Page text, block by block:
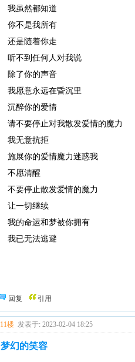
我虽然都知道
你不是我所有
还是随着你走
听不到任何人对我说
除了你的声音
我愿意永远在昏沉里
沉醉你的爱情
请不要停止对我散发爱情的魔力
我无意抗拒
施展你的爱情魔力迷惑我
不愿清醒
不要停止散发爱情的魔力
让一切继续
我的命运和梦被你拥有
我已无法逃避
回复 引用
11楼 发表于: 2023-02-04 18:25
梦幻的笑容